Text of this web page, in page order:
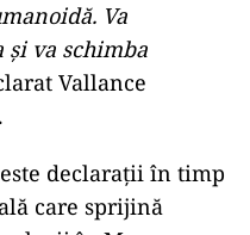
Va
și va schimba
Vallance
.
declarații în timp
care sprijină